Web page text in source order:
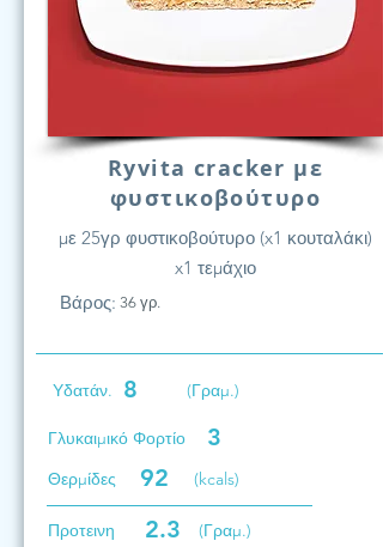
Ryvita cracker με
φυστικοβούτυρο
με 25γρ φυστικοβούτυρο (x1 κουταλάκι)
x1 τεμάχιο
Βάρος: 36 γρ.
Υδατάν. 8 (Γραμ.)
Γλυκαιμικό Φορτίο 3
Θερμίδες 92 (kcals)
Προτεινη 2.3
(Γραμ.)